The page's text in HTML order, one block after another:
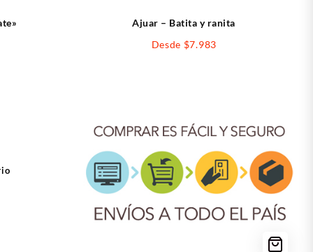
Ajuar – Batita y ranita
Desde $7.983